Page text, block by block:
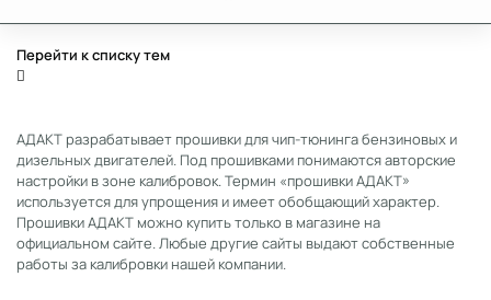
Перейти к списку тем
АДАКТ разрабатывает прошивки для чип-тюнинга бензиновых и
дизельных двигателей. Под прошивками понимаются авторские
настройки в зоне калибровок. Термин «прошивки АДАКТ»
используется для упрощения и имеет обобщающий характер.
Прошивки АДАКТ можно купить только в магазине на
официальном сайте. Любые другие сайты выдают собственные
работы за калибровки нашей компании.